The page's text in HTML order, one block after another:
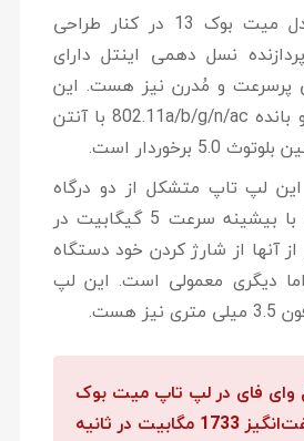
لپ تاپ هواوی مدل میت بوک 13 در کنار طراحی
نسل دهمی اینتل دارای
پرسرعت و مُدرن نیز هست. این
لپ تاپ از Wi-Fi دو بانده 802.11a/b/g/n/ac با آنتن
این لپ تاپ متشکل از دو درگاه
USB-C 3.1 نسل 1 با بیشینه سرعت 5 گیگابیت در
آنها از شارژ کردن خود دستگاه
دیگری معمولی است. این لپ
هست.
وای فای در لپ تاپ میت بوک
13 به مقدار شگفت‌انگیز 1733 مگابیت در ثانیه